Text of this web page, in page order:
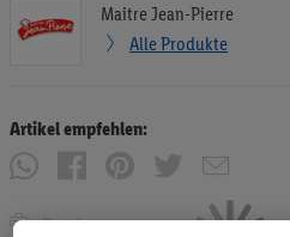
Maitre Jean-Pierre
Alle Produkte
Artikel empfehlen:
Drucken